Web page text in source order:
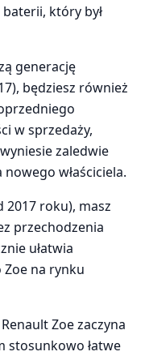
który był
generację
będziesz również
w sprzedaży,
zaledwie
właściciela.
roku), masz
przechodzenia
ułatwia
na rynku
Zoe zaczyna
stosunkowo łatwe